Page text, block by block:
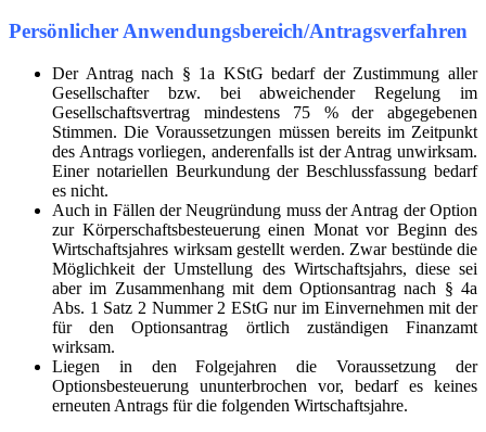
Persönlicher Anwendungsbereich/Antragsverfahren
Der Antrag nach § 1a KStG bedarf der Zustimmung aller
Gesellschafter bzw. bei abweichender Regelung im
Gesellschaftsvertrag mindestens 75 % der abgegebenen
Stimmen. Die Voraussetzungen müssen bereits im Zeitpunkt
des Antrags vorliegen, anderenfalls ist der Antrag unwirksam.
Einer notariellen Beurkundung der Beschlussfassung bedarf
es nicht.
Auch in Fällen der Neugründung muss der Antrag der Option
zur Körperschaftsbesteuerung einen Monat vor Beginn des
Wirtschaftsjahres wirksam gestellt werden. Zwar bestünde die
Möglichkeit der Umstellung des Wirtschaftsjahrs, diese sei
aber im Zusammenhang mit dem Optionsantrag nach § 4a
Abs. 1 Satz 2 Nummer 2 EStG nur im Einvernehmen mit der
für den Optionsantrag örtlich zuständigen Finanzamt
wirksam.
Liegen in den Folgejahren die Voraussetzung der
Optionsbesteuerung ununterbrochen vor, bedarf es keines
erneuten Antrags für die folgenden Wirtschaftsjahre.